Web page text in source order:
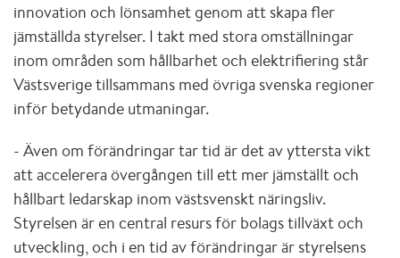
innovation och lönsamhet genom att skapa fler
jämställda styrelser. I takt med stora omställningar
inom områden som hållbarhet och elektrifiering står
Västsverige tillsammans med övriga svenska regioner
inför betydande utmaningar.
- Även om förändringar tar tid är det av yttersta vikt
att accelerera övergången till ett mer jämställt och
hållbart ledarskap inom västsvenskt näringsliv.
Styrelsen är en central resurs för bolags tillväxt och
utveckling, och i en tid av förändringar är styrelsens